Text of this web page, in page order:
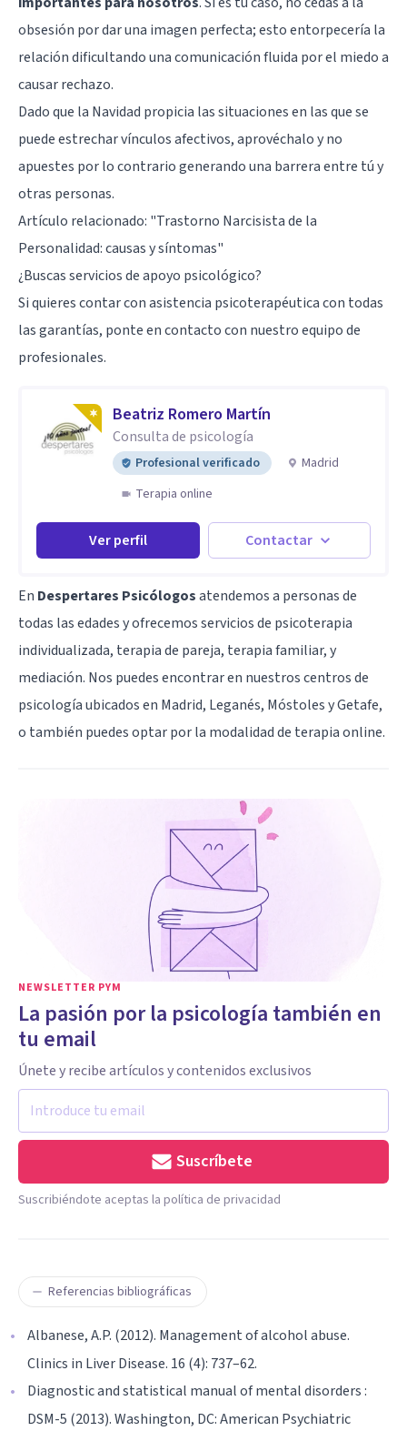
obsesión por dar una imagen perfecta; esto entorpecería la
relación dificultando una comunicación fluida por el miedo a
causar rechazo.
Dado que la Navidad propicia las situaciones en las que se
puede estrechar vínculos afectivos, aprovéchalo y no
apuestes por lo contrario generando una barrera entre tú y
otras personas.
Artículo relacionado: "Trastorno Narcisista de la
Personalidad: causas y síntomas"
¿Buscas servicios de apoyo psicológico?
Si quieres contar con asistencia psicoterapéutica con todas
las garantías, ponte en contacto con nuestro equipo de
profesionales.
Beatriz Romero Martín
Consulta de psicología
Profesional verificado
Madrid
Terapia online
Ver perfil Contactar
En Despertares Psicólogosatendemos a personas de
todas las edades y ofrecemos servicios de psicoterapia
individualizada, terapia de pareja, terapia familiar, y
mediación. Nos puedes encontrar en nuestros centros de
psicología ubicados en Madrid, Leganés, Móstoles y Getafe,
o también puedes optar por la modalidad de terapia online.
NEWSLETTER PYM
La pasión por la psicología también en
tu email
Únete y recibe artículos y contenidos exclusivos
Suscríbete
Suscribiéndote aceptas la política de privacidad
Referencias bibliográficas
Albanese, A.P. (2012). Management of alcohol abuse.
Clinics in Liver Disease. 16 (4): 737–62.
Diagnostic and statistical manual of mental disorders :
DSM-5 (2013). Washington, DC: American Psychiatric